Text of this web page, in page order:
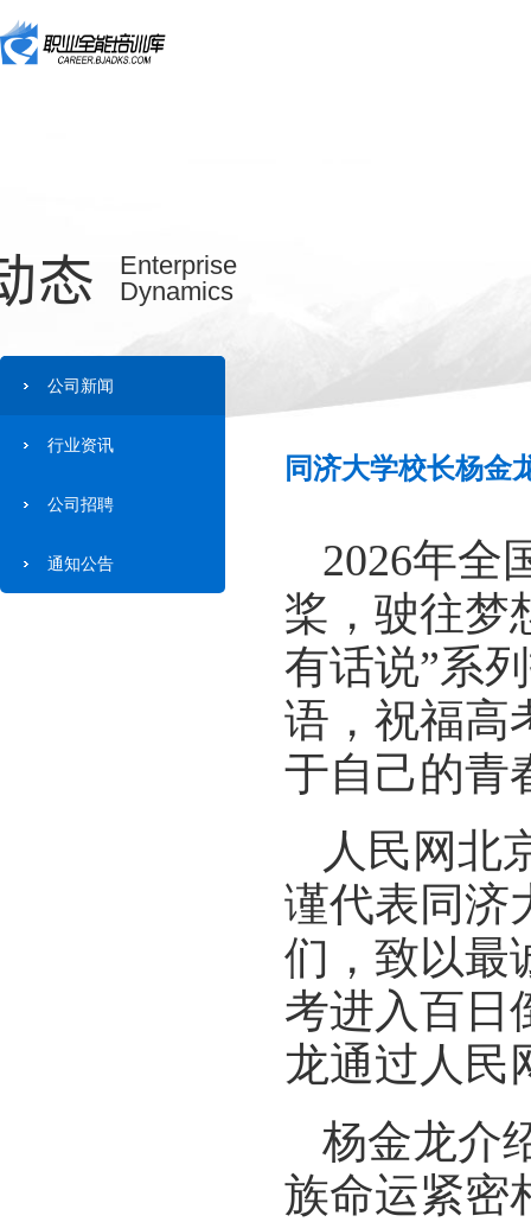
态
Enterprise
Dynamics
公司新闻
行业资讯
公司招聘
通知公告
同济大学校长杨金
2026年全
桨，驶往梦
有话说”系
语，祝福高
于自己的青
人民网北
谨代表同济
们，致以最
考进入百日
龙通过人民
杨金龙介
族命运紧密